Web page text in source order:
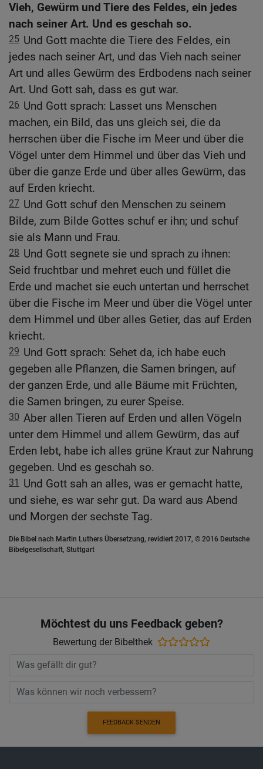
Vieh, Gewürm und Tiere des Feldes, ein jedes
nach seiner Art. Und es geschah so.
25 Und Gott machte die Tiere des Feldes, ein
jedes nach seiner Art, und das Vieh nach seiner
Art und alles Gewürm des Erdbodens nach seiner
Art. Und Gott sah, dass es gut war.
26 Und Gott sprach: Lasset uns Menschen
machen, ein Bild, das uns gleich sei, die da
herrschen über die Fische im Meer und über die
Vögel unter dem Himmel und über das Vieh und
über die ganze Erde und über alles Gewürm, das
auf Erden kriecht.
27 Und Gott schuf den Menschen zu seinem
Bilde, zum Bilde Gottes schuf er ihn; und schuf
sie als Mann und Frau.
28 Und Gott segnete sie und sprach zu ihnen:
Seid fruchtbar und mehret euch und füllet die
Erde und machet sie euch untertan und herrschet
über die Fische im Meer und über die Vögel unter
dem Himmel und über alles Getier, das auf Erden
kriecht.
29 Und Gott sprach: Sehet da, ich habe euch
gegeben alle Pflanzen, die Samen bringen, auf
der ganzen Erde, und alle Bäume mit Früchten,
die Samen bringen, zu eurer Speise.
30 Aber allen Tieren auf Erden und allen Vögeln
unter dem Himmel und allem Gewürm, das auf
Erden lebt, habe ich alles grüne Kraut zur Nahrung
gegeben. Und es geschah so.
31
Und Gott sah an alles, was er gemacht hatte,
und siehe, es war sehr gut. Da ward aus Abend
und Morgen der sechste Tag.
Die Bibel nach Martin Luthers Übersetzung, revidiert 2017, © 2016 Deutsche
Bibelgesellschaft, Stuttgart
Möchtest du uns Feedback geben?
Bewertung der Bibelthek
FEEDBACK SENDEN